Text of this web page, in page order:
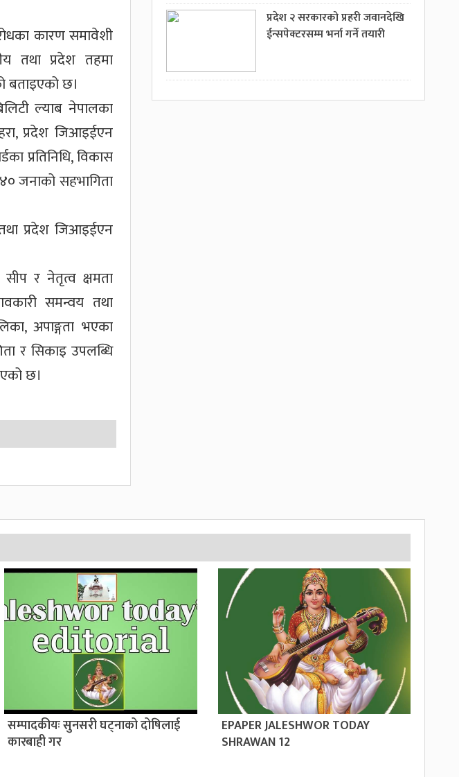
कारण समावेशी
तथा प्रदेश तहमा
बताइएको छ।
ल्याब नेपालका
प्रदेश जिआइईएन
प्रतिनिधि, विकास
४० जनाको सहभागिता
प्रदेश जिआइईएन
सीप र नेतृत्व क्षमता
समन्वय तथा
अपाङ्गता भएका
र सिकाइ उपलब्धि
छ।
प्रदेश २ सरकारको प्रहरी जवानदेखि
ईन्सपेक्टरसम्म भर्ना गर्ने तयारी
सम्पादकीयः सुनसरी घट्नाको दोषिलाई
कारबाही गर
EPAPER JALESHWOR TODAY
SHRAWAN 12